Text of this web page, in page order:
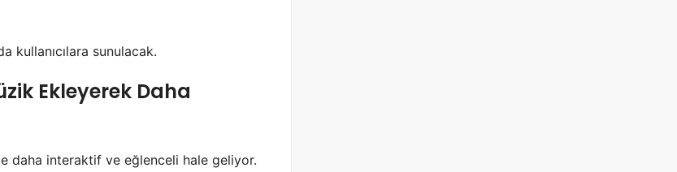
kullanıcılara sunulacak.
Ekleyerek Daha
daha interaktif ve eğlenceli hale geliyor.